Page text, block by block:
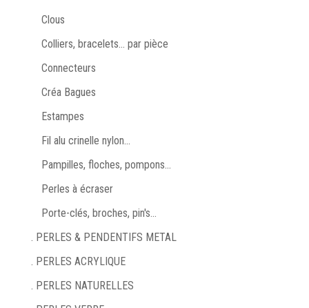
Clous
Colliers, bracelets… par pièce
Connecteurs
Créa Bagues
Estampes
Fil alu crinelle nylon...
Pampilles, floches, pompons...
Perles à écraser
Porte-clés, broches, pin's...
. PERLES & PENDENTIFS METAL
. PERLES ACRYLIQUE
. PERLES NATURELLES